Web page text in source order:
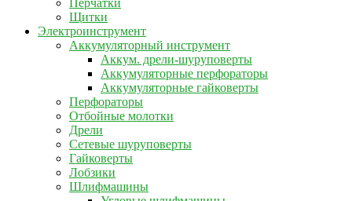
Перчатки
Щитки
Электроинструмент
Аккумуляторный инструмент
Аккум. дрели-шуруповерты
Аккумуляторные перфораторы
Аккумуляторные гайковерты
Перфораторы
Отбойные молотки
Дрели
Сетевые шуруповерты
Гайковерты
Лобзики
Шлифмашины